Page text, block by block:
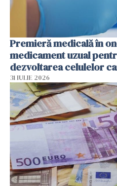
Premieră medicală în
medicament uzual
dezvoltarea celulelor
31 IULIE 2026